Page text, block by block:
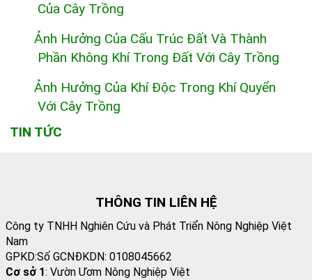
Của Cây Trồng
Ảnh Hưởng Của Cấu Trúc Đất Và Thành
Phần Không Khí Trong Đất Với Cây Trồng
Ảnh Hưởng Của Khí Độc Trong Khí Quyển
Với Cây Trồng
TIN TỨC
THÔNG TIN LIÊN HỆ
Công ty TNHH Nghiên Cứu và Phát Triển Nông Nghiệp Việt
Nam
GPKD:Số GCNĐKDN: 0108045662
Cơ sở 1: Vườn Ươm Nông Nghiệp Việt